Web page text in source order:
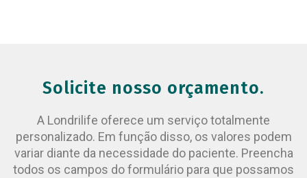
Solicite nosso orçamento.
A Londrilife oferece um serviço totalmente
personalizado. Em função disso, os valores podem
variar diante da necessidade do paciente. Preencha
todos os campos do formulário para que possamos